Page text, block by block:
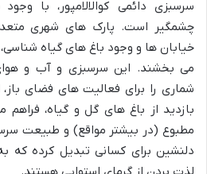
سرسبزی دائمی کوالالامپور، با
چشمگیر است. پارک های شهری
خیابان ها و وجود باغ های گیاه
می بخشند. این سرسبزی و آب و
شماری را برای فعالیت های فضای باز،
بازدید از باغ های گل و گیاه، فراهم
مطبوع (در بیشتر مواقع) و طبیعت
دلنشین برای کسانی تبدیل کرده که